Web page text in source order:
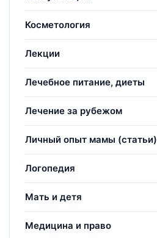
Косметология
Лекции
Лечебное питание, диеты
Лечение за рубежом
Личный опыт мамы (статьи)
Логопедия
Мать и детя
Медицина и право